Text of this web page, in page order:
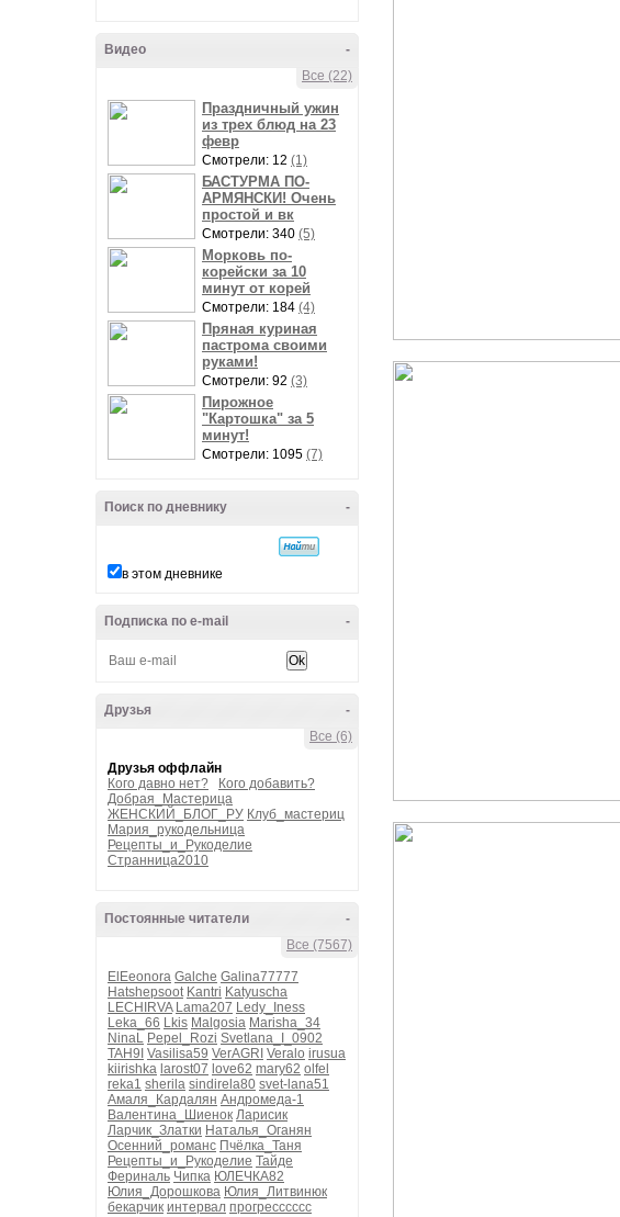
-
Видео
Все (22)
Праздничный ужин
из трех блюд на 23
февр
Смотрели: 12 (1)
БАСТУРМА ПО-
АРМЯНСКИ! Очень
простой и вк
Смотрели: 340 (5)
Морковь по-
корейски за 10
минут от корей
Смотрели: 184 (4)
Пряная куриная
пастрома своими
руками!
Смотрели: 92 (3)
Пирожное
"Картошка" за 5
минут!
Смотрели: 1095 (7)
-
Поиск по дневнику
в этом дневнике
-
Подписка по e-mail
-
Друзья
Все (6)
Друзья оффлайн
Кого давно нет?
Кого добавить?
Добрая_Мастерица
ЖЕНСКИЙ_БЛОГ_РУ Клуб_мастериц
Мария_рукодельница
Рецепты_и_Рукоделие
Странница2010
-
Постоянные читатели
Все (7567)
ElEeonora Galche Galina77777
Hatshepsoot Kantri Katyuscha
LECHIRVA Lama207 Ledy_Iness
Leka_66 Lkis Malgosia Marisha_34
NinaL Pepel_Rozi Svetlana_I_0902
TAH9I Vasilisa59 VerAGRI Veralo irusua
kiirishka larost07 love62 mary62 olfel
reka1 sherila sindirela80 svet-lana51
Амаля_Кардалян Андромеда-1
Валентина_Шиенок Ларисик
Ларчик_Златки Наталья_Оганян
Осенний_романс Пчёлка_Таня
Рецепты_и_Рукоделие Тайде
Фериналь Чипка ЮЛЕЧКА82
Юлия_Дорошкова Юлия_Литвинюк
бекарчик интервал прогресссссс